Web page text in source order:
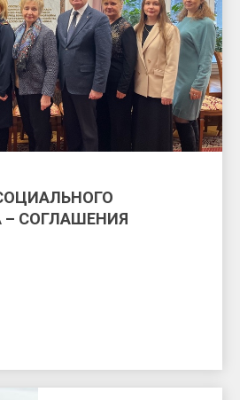
– СОГЛАШЕНИЯ